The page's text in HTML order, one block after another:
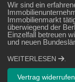
Wir sind ein
Immobilienmarkt
überwiegend der
Einzelfall betreuen
und neuen
WEITERLESEN
Vertrag widerrufen